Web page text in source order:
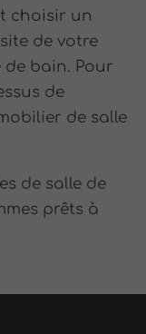
choisir un
de votre
de bain. Pour
de
de salle
de salle de
prêts à